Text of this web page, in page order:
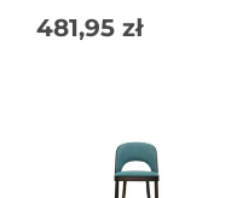
481,95 zł